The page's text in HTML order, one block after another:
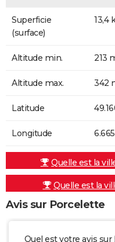
Superficie
(surface)
13,4
Altitude min. 213
Altitude max. 342
Latitude
Longitude
Quelle est la
Quelle est la
Avis sur Porcelette
Quel est votre avis sur